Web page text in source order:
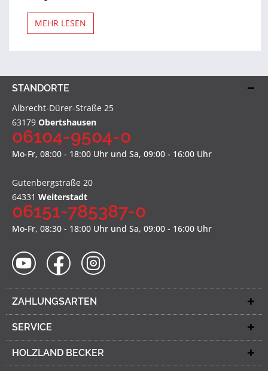
MEHR LESEN
STANDORTE
Albrecht-Dürer-Straße 25
63179 Obertshausen
06104-9504-0
Mo-Fr, 08:00 - 18:00 Uhr und Sa, 09:00 - 16:00 Uhr
Gutenbergstraße 20
64331 Weiterstadt
06151-785387-0
Mo-Fr, 08:30 - 18:00 Uhr und Sa, 09:00 - 16:00 Uhr
ZAHLUNGSARTEN
SERVICE
HOLZLAND BECKER